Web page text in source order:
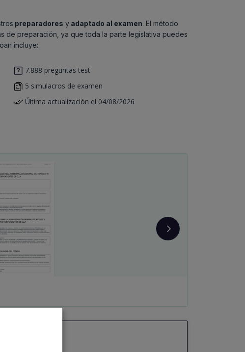
preparadores y adaptado al examen. El método
de preparación, ya que toda la parte legislativa puedes
incluye:
7.888 preguntas test
5 simulacros de examen
Última actualización el 04/08/2026
CGPJ.